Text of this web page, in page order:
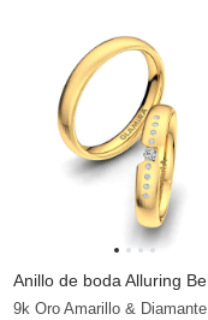
9k Oro Amarillo & Diamante